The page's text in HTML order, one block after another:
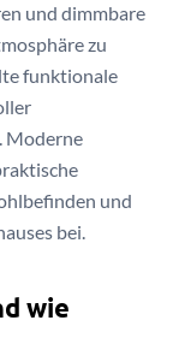
und dimmbare
zu
funktionale
Moderne
und
bei.
wie